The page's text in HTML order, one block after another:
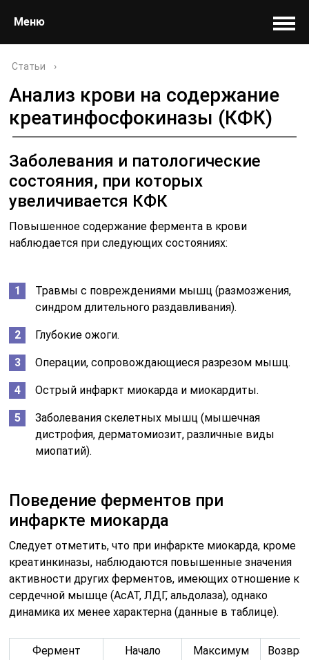
Меню
Статьи ›
Анализ крови на содержание
креатинфосфокиназы (КФК)
Заболевания и патологические
состояния, при которых
увеличивается КФК
Повышенное содержание фермента в крови
наблюдается при следующих состояниях:
Травмы с повреждениями мышц (размозжения,
синдром длительного раздавливания).
Глубокие ожоги.
Операции, сопровождающиеся разрезом мышц.
Острый инфаркт миокарда и миокардиты.
Заболевания скелетных мышц (мышечная
дистрофия, дерматомиозит, различные виды
миопатий).
Поведение ферментов при
инфаркте миокарда
Следует отметить, что при инфаркте миокарда, кроме
креатинкиназы, наблюдаются повышенные значения
активности других ферментов, имеющих отношение к
сердечной мышце (АсАТ, ЛДГ, альдолаза), однако
динамика их менее характерна (данные в таблице).
Фермент
Начало
Максимум